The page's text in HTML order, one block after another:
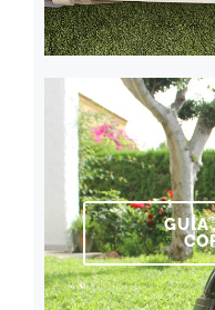
GUÍA